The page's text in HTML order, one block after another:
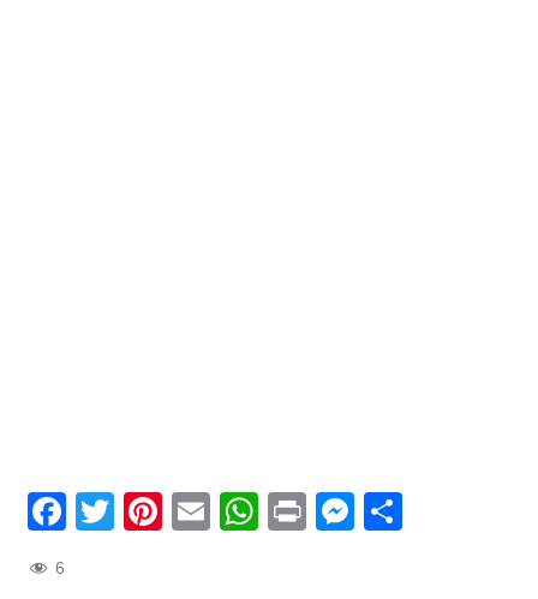
Facebook
TwitterPinterest
EmailWhatsApp
Print
6